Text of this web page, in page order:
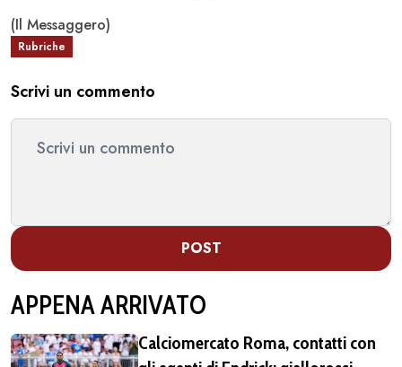
(Il Messaggero)
Rubriche
Scrivi un commento
POST
APPENA ARRIVATO
Calciomercato Roma, contatti con